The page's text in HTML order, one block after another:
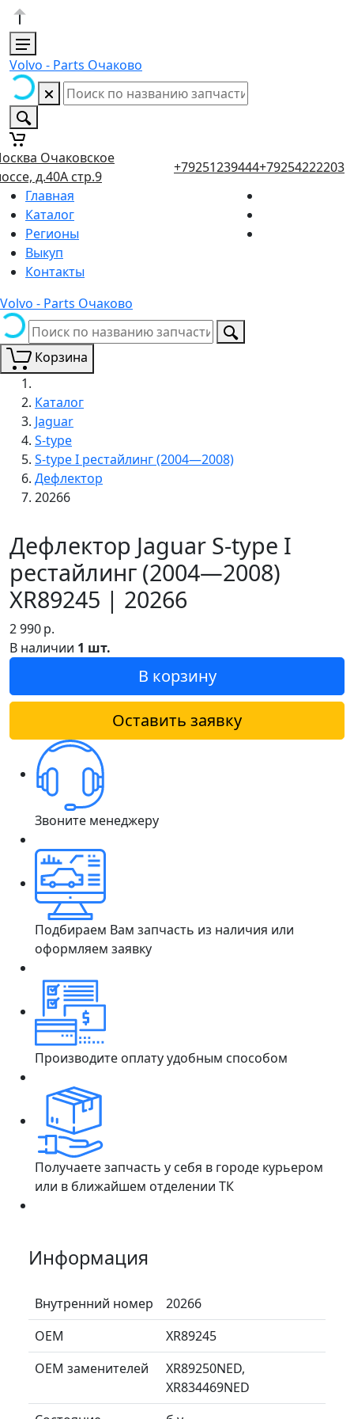
Volvo - Parts Очаково
Очаковское
д.40А стр.9
+79251239444+79254222203
Главная
Каталог
Регионы
Выкуп
Контакты
Volvo - Parts Очаково
Корзина
Каталог
Jaguar
S-type
S-type I рестайлинг (2004—2008)
Дефлектор
20266
Дефлектор Jaguar S-type I
рестайлинг (2004—2008)
XR89245 | 20266
2 990р.
В наличии 1 шт.
В корзину
Оставить заявку
Звоните менеджеру
Подбираем Вам запчасть из наличия или
оформляем заявку
Производите оплату удобным способом
Получаете запчасть у себя в городе курьером
или в ближайшем отделении ТК
Информация
Внутренний номер
20266
ОЕМ
XR89245
ОЕМ заменителей
XR89250NED,
XR834469NED